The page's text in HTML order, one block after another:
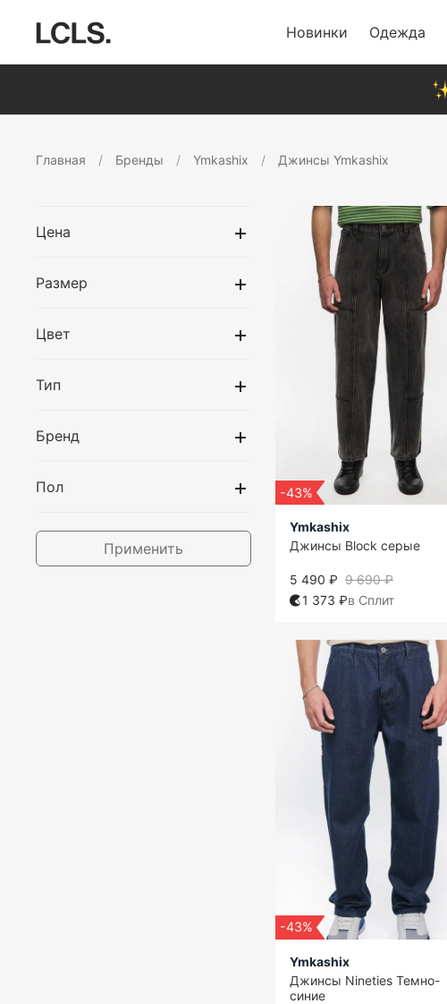
Новинки Одежда
Главная Бренды Ymkashix Джинсы Ymkashix
Цена
Размер
Цвет
Тип
Бренд
Пол
Применить
-43%
Ymkashix
Джинсы Block серые
9 690 ₽
5 490 ₽
1 373 ₽в Сплит
-43%
Ymkashix
Джинсы Nineties Темно-
синие